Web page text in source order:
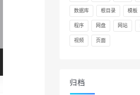
数据库 根目录 模板
程序 网盘 网站
视频 页面
归档